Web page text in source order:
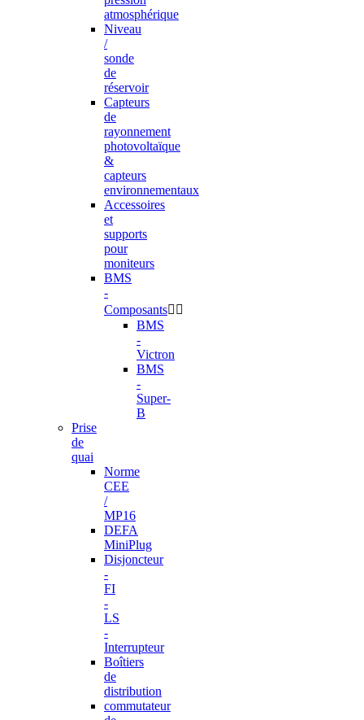
atmosphérique
Niveau
/
sonde
de
réservoir
Capteurs
de
rayonnement
photovoltaïque
&
capteurs
environnementaux
Accessoires
et
supports
pour
moniteurs
BMS
-
Composants 
BMS
-
Victron
BMS
-
Super-
B
Prise
de
quai
Norme
CEE
/
MP16
DEFA
MiniPlug
Disjoncteur
-
FI
-
LS
-
Interrupteur
Boîtiers
de
distribution
commutateur